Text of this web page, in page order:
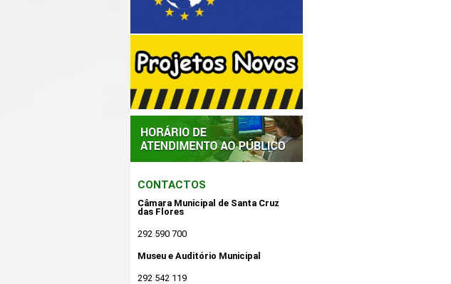
CONTACTOS
Câmara Municipal de Santa Cruz
das Flores
292 590 700
Museu e Auditório Municipal
292 542 119